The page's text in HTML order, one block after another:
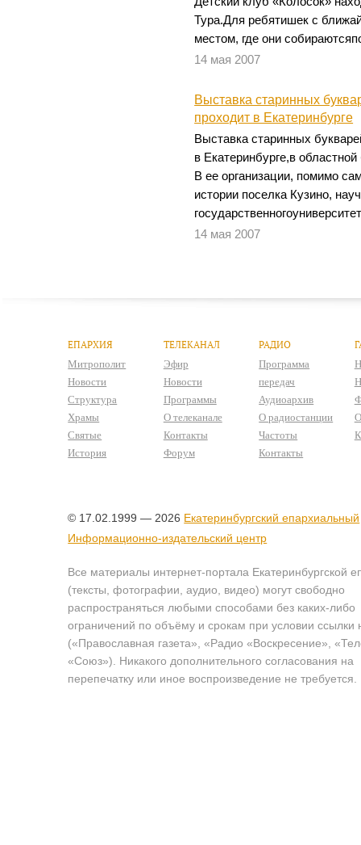
Тура.Для ребятишек с
местом, где они
14 мая 2007
Выставка старинных
проходит в Екатеринбурге
Выставка старинных
в Екатеринбурге,в
В ее организации, помимо
истории поселка Кузино,
14 мая 2007
ЕПАРХИЯ
Митрополит
Новости
Структура
Храмы
Святые
История
ТЕЛЕКАНАЛ
Эфир
Новости
Программы
О телеканале
Контакты
Форум
РАДИО
Программа
передач
Аудиоархив
О радиостанции
Частоты
Контакты
© 17.02.1999 — 2026 Екатеринбургский епархиальный
Информационно-издательский центр
Все материалы интернет-портала Екатеринбургской
(тексты, фотографии, аудио, видео) могут свободно
распространяться любыми способами без каких-либо
ограничений по объёму и срокам при условии ссылки
(«Православная газета», «Радио «Воскресение»,
«Союз»). Никакого дополнительного согласования на
перепечатку или иное воспроизведение не требуется.